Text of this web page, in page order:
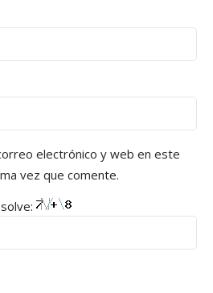
electrónico y web en este
vez que comente.